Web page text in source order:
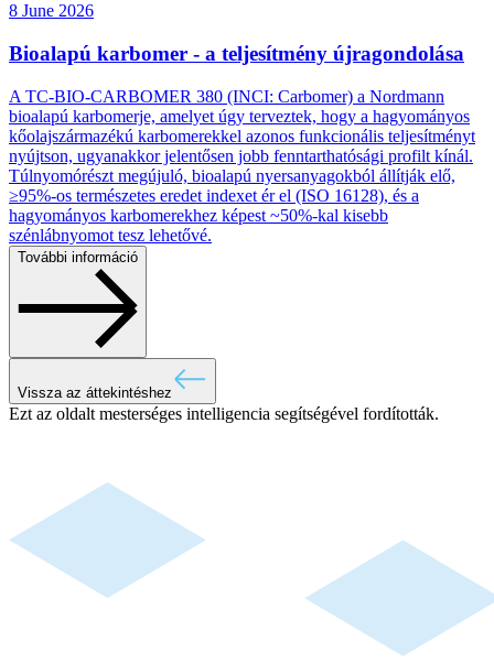
8 June 2026
Bioalapú karbomer - a teljesítmény újragondolása
A TC-BIO-CARBOMER 380 (INCI: Carbomer) a Nordmann
bioalapú karbomerje, amelyet úgy terveztek, hogy a hagyományos
kőolajszármazékú karbomerekkel azonos funkcionális teljesítményt
nyújtson, ugyanakkor jelentősen jobb fenntarthatósági profilt kínál.
Túlnyomórészt megújuló, bioalapú nyersanyagokból állítják elő,
≥95%-os természetes eredet indexet ér el (ISO 16128), és a
hagyományos karbomerekhez képest ~50%-kal kisebb
szénlábnyomot tesz lehetővé.
További információ
Vissza az áttekintéshez
Ezt az oldalt mesterséges intelligencia segítségével fordították.